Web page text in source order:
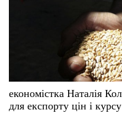
економістка Наталія
для експорту цін і курсу